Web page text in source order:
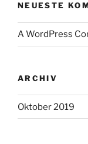
NEUESTE
A WordPress
ARCHIV
Oktober 2019